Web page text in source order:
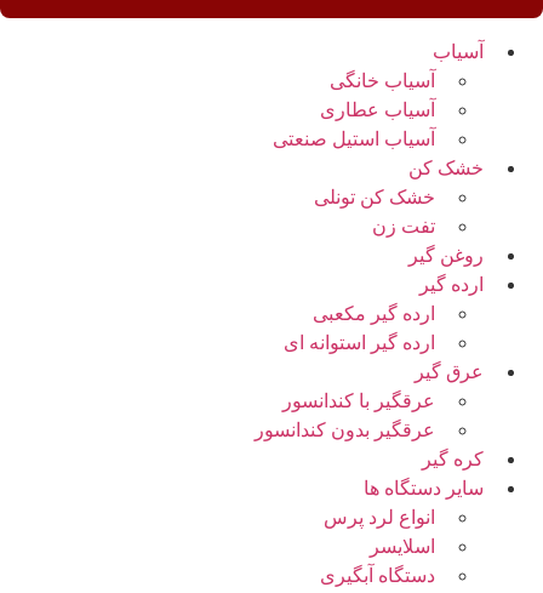
آسیاب
آسیاب خانگی
آسیاب عطاری
آسیاب استیل صنعتی
خشک کن
خشک کن تونلی
تفت زن
روغن گیر
ارده گیر
ارده گیر مکعبی
ارده گیر استوانه ای
عرق گیر
عرقگیر با کندانسور
عرقگیر بدون کندانسور
کره گیر
سایر دستگاه ها
انواع لرد پرس
اسلایسر
دستگاه آبگیری